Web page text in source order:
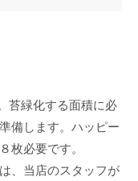
苔緑化する面積に必
備します。ハッピー
枚必要です。
、当店のスタッフが